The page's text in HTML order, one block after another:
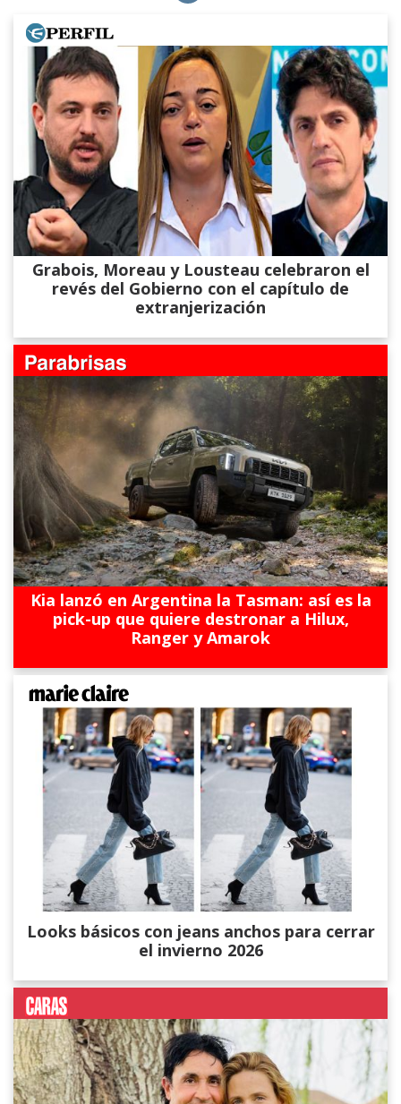
Grabois, Moreau y Lousteau celebraron el
revés del Gobierno con el capítulo de
extranjerización
Kia lanzó en Argentina la Tasman: así es la
pick-up que quiere destronar a Hilux,
Ranger y Amarok
Looks básicos con jeans anchos para cerrar
el invierno 2026